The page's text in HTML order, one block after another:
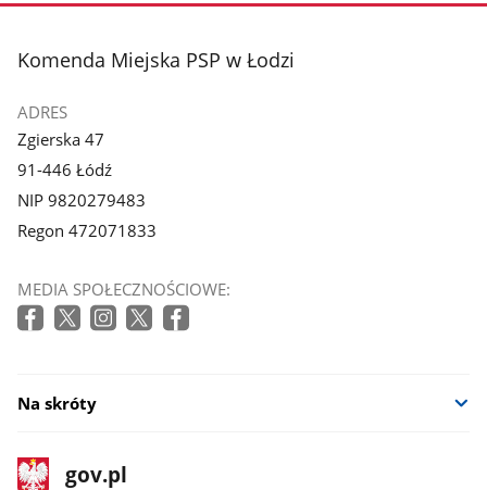
stopka
Komenda Miejska PSP w Łodzi
ADRES
Zgierska 47
91-446 Łódź
NIP 9820279483
Regon 472071833
MEDIA SPOŁECZNOŚCIOWE:
Na skróty
stopkaStrona
gov.pl